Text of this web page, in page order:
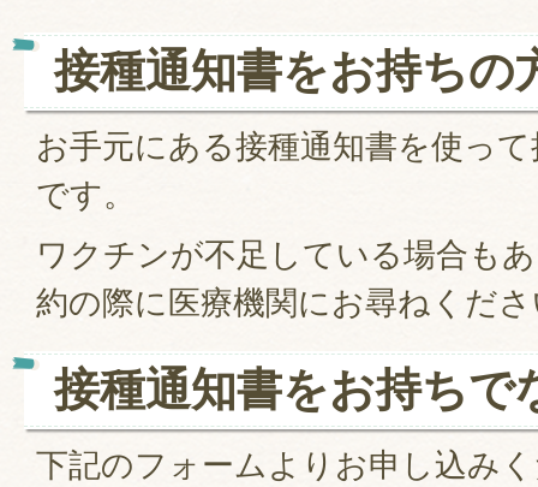
接種通知書をお持ちの
お手元にある接種通知書を使っ
です。
ワクチンが不足している場合も
約の際に医療機関にお尋ねくだ
接種通知書をお持ちで
下記のフォームよりお申し込み